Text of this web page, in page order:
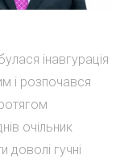
інавгурація
і розпочався
очільник
гучні